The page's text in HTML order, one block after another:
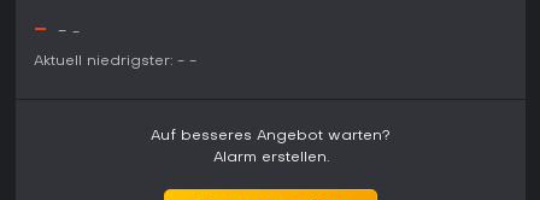
- - -
Aktuell niedrigster: - -
Auf besseres Angebot warten?
Alarm erstellen.